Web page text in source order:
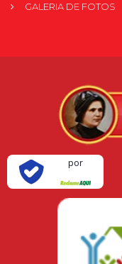
GALERIA DE FOTOS
por